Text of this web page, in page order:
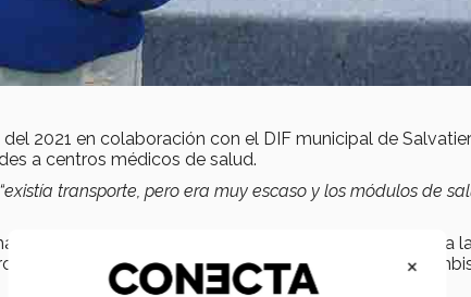
2021 en colaboración con el DIF municipal de
a centros médicos de salud.
“existía transporte, pero era muy escaso y los módulos de
durante la campaña de vacunación, pues pese a
acceder a ella. Fue así que Ceci logró conseguir×